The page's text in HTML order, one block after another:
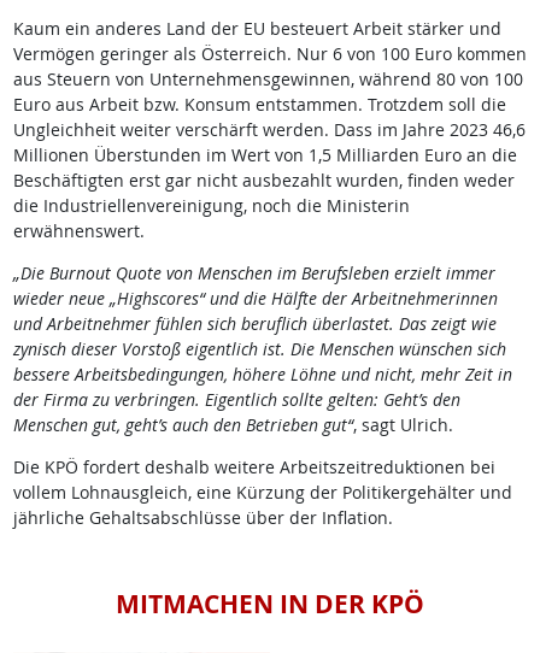
Kaum ein anderes Land der EU besteuert Arbeit stärker und
Vermögen geringer als Österreich. Nur 6 von 100 Euro kommen
aus Steuern von Unternehmensgewinnen, während 80 von 100
Euro aus Arbeit bzw. Konsum entstammen. Trotzdem soll die
Ungleichheit weiter verschärft werden. Dass im Jahre 2023 46,6
Millionen Überstunden im Wert von 1,5 Milliarden Euro an die
Beschäftigten erst gar nicht ausbezahlt wurden, finden weder
die Industriellenvereinigung, noch die Ministerin
erwähnenswert.
„Die Burnout Quote von Menschen im Berufsleben erzielt immer
wieder neue „Highscores“ und die Hälfte der Arbeitnehmerinnen
und Arbeitnehmer fühlen sich beruflich überlastet. Das zeigt wie
zynisch dieser Vorstoß eigentlich ist. Die Menschen wünschen sich
bessere Arbeitsbedingungen, höhere Löhne und nicht, mehr Zeit in
der Firma zu verbringen. Eigentlich sollte gelten: Geht’s den
Menschen gut, geht’s auch den Betrieben gut“, sagt Ulrich.
Die KPÖ fordert deshalb weitere Arbeitszeitreduktionen bei
vollem Lohnausgleich, eine Kürzung der Politikergehälter und
jährliche Gehaltsabschlüsse über der Inflation.
MITMACHEN IN DER KPÖ